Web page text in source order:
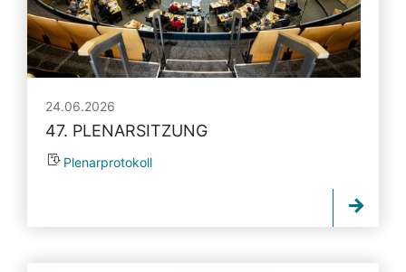
24.06.2026
47. PLENARSITZUNG
Plenarprotokoll